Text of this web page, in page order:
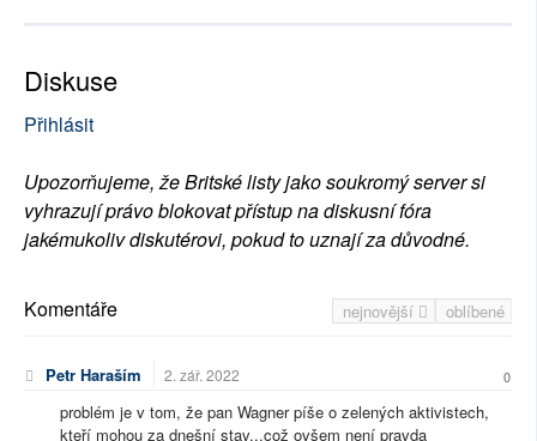
Diskuse
Přihlásit
Upozorňujeme, že Britské listy jako soukromý server si
vyhrazují právo blokovat přístup na diskusní fóra
jakémukoliv diskutérovi, pokud to uznají za důvodné.
nejnovější oblíbené
Komentáře
Petr Haraším 2. zář. 2022 0
problém je v tom, že pan Wagner píše o zelených aktivistech,
kteří mohou za dnešní stav...což ovšem není pravda